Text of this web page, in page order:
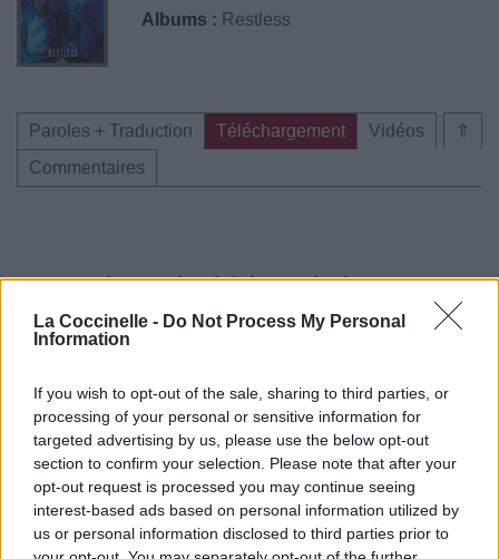
La Coccinelle - Do Not Process My Personal
Information
If you wish to opt-out of the sale, sharing to third parties, or
processing of your personal or sensitive information for
targeted advertising by us, please use the below opt-out
section to confirm your selection. Please note that after your
opt-out request is processed you may continue seeing
interest-based ads based on personal information utilized by
us or personal information disclosed to third parties prior to
Albums : Restless
⇑
Paroles + Traduction Téléchargement
Vidéos
Commentaires
Pour prolonger le plaisir musical :
Vous aimez chanter, apprenez la guitare chez
Télécharger légalement les MP3 sur
Trouver des vinyles et des CD sur
Trouver un instrument de musique ou une partition au
meilleur prix sur
Paroles + Traduction Téléchargement Vidéos